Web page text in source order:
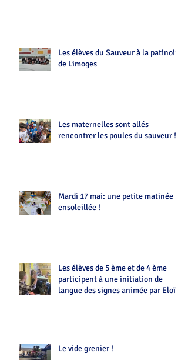
Les élèves du Sauveur à la patinoire
de Limoges
Les maternelles sont allés
rencontrer les poules du sauveur !!
Mardi 17 mai: une petite matinée
ensoleillée !
Les élèves de 5 ème et de 4 ème
participent à une initiation de
langue des signes animée par Eloïse
Le vide grenier !